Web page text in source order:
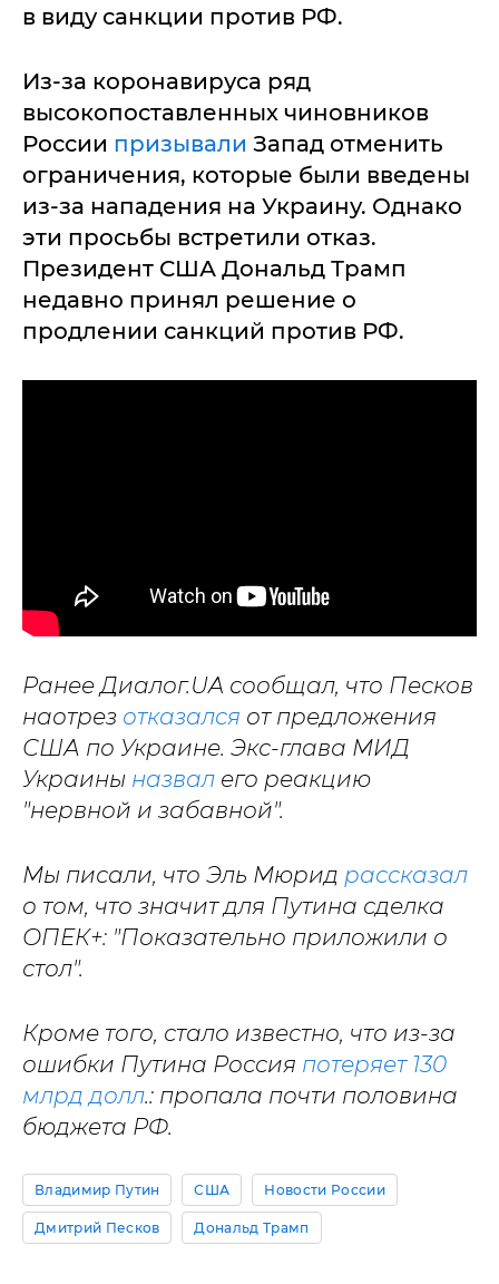
в виду санкции против РФ.
Из-за коронавируса ряд
высокопоставленных чиновников
России призывали Запад отменить
ограничения, которые были введены
из-за нападения на Украину. Однако
эти просьбы встретили отказ.
Президент США Дональд Трамп
недавно принял решение о
продлении санкций против РФ.
Ранее Диалог.UA сообщал, что Песков
наотрез отказался от предложения
США по Украине. Экс-глава МИД
Украины назвал его реакцию
"нервной и забавной".
Мы писали, что Эль Мюрид рассказал
о том, что значит для Путина сделка
ОПЕК+: "Показательно приложили о
стол".
Кроме того, стало известно, что из-за
ошибки Путина Россия потеряет 130
млрд долл.: пропала почти половина
бюджета РФ.
Владимир Путин США Новости России
Дмитрий Песков Дональд Трамп